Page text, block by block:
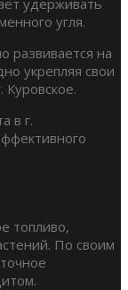
угля.
развивается на
укрепляя свои
Куровское.
в г.
топливо,
По своим